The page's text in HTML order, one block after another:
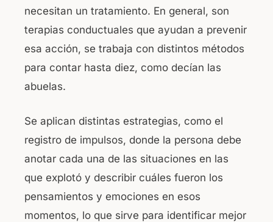
necesitan un tratamiento. En general, son
terapias conductuales que ayudan a prevenir
esa acción, se trabaja con distintos métodos
para contar hasta diez, como decían las
abuelas.
Se aplican distintas estrategias, como el
registro de impulsos, donde la persona debe
anotar cada una de las situaciones en las
que explotó y describir cuáles fueron los
pensamientos y emociones en esos
momentos, lo que sirve para identificar mejor